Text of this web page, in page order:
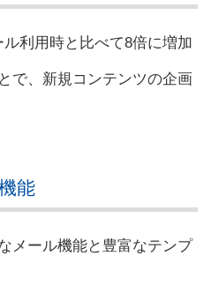
利用時と比べて8倍に増加
で、新規コンテンツの企画
能
メール機能と豊富なテンプ